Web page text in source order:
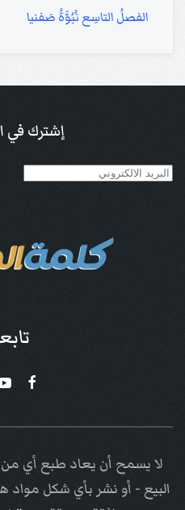
الفصلُ التاسِع نُبُوَّةُ صَفنيا
إشترك في
لا يسمح أن يعاد طبع أي من
البيع - أو نشر بأي شكل مواد